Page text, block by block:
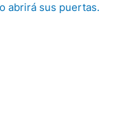
abrirá sus puertas.